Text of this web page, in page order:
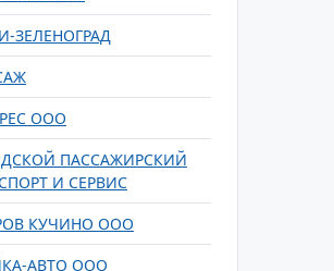
ЗЕЛЕНОГРАД
ООО
ПАССАЖИРСКИЙ
И СЕРВИС
КУЧИНО ООО
АВТО ООО